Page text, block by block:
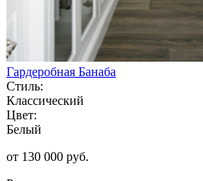
Гардеробная Банаба
Стиль:
Классический
Цвет:
Белый
от 130 000 руб.